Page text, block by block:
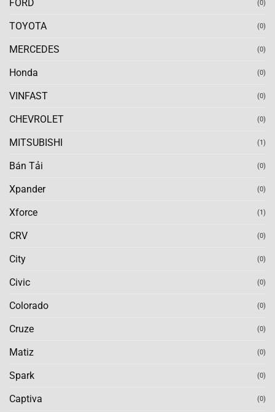
FORD (0)
TOYOTA (0)
MERCEDES (0)
Honda (0)
VINFAST (0)
CHEVROLET (0)
MITSUBISHI (1)
Bán Tải (0)
Xpander (0)
Xforce (1)
CRV (0)
City (0)
Civic (0)
Colorado (0)
Cruze (0)
Matiz (0)
Spark (0)
Captiva (0)